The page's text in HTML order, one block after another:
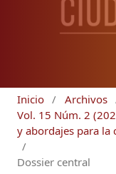
Inicio / Archivos
Vol. 15 Núm. 2
y abordajes para la
/
Dossier central